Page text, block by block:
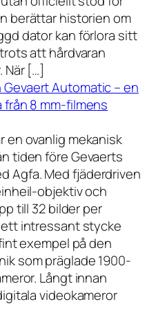
berättar historien om
dator kan förlora sitt
att hårdvaran
[…]
Automatic – en
från 8 mm-filmens
en ovanlig mekanisk
tiden före Gevaerts
Agfa. Med fjäderdriven
objektiv och
till 32 bilder per
intressant stycke
exempel på den
som präglade 1900-
Långt innan
videokameror